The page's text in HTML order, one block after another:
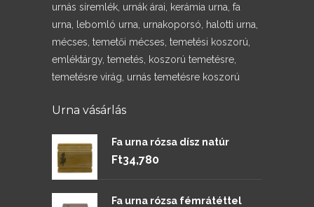
urnás síremlék, urnák árai, kerámia urna, fa
urna, lebomló urna, urnakoporsó, halotti urna,
mécses, temetői mécses, temetési koszorú,
emléktárgy, temetés, koszorú temetésre,
temetésre virág, urnás temetésre koszorú
Urna vásárlás
Fa urna rózsa dísz natúr
Ft34,780
Fa urna rózsa fémrátéttel